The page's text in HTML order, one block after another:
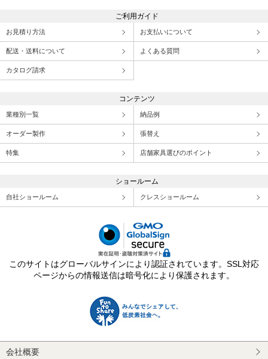
ご利用ガイド
お見積り方法 お支払いについて
配送・送料について よくある質問
カタログ請求
コンテンツ
業種別一覧 納品例
オーダー製作 張替え
特集 店舗家具選びのポイント
ショールーム
自社ショールーム クレスショールーム
このサイトはグローバルサインにより認証されています。SSL対応
ページからの情報送信は暗号化により保護されます。
会社概要